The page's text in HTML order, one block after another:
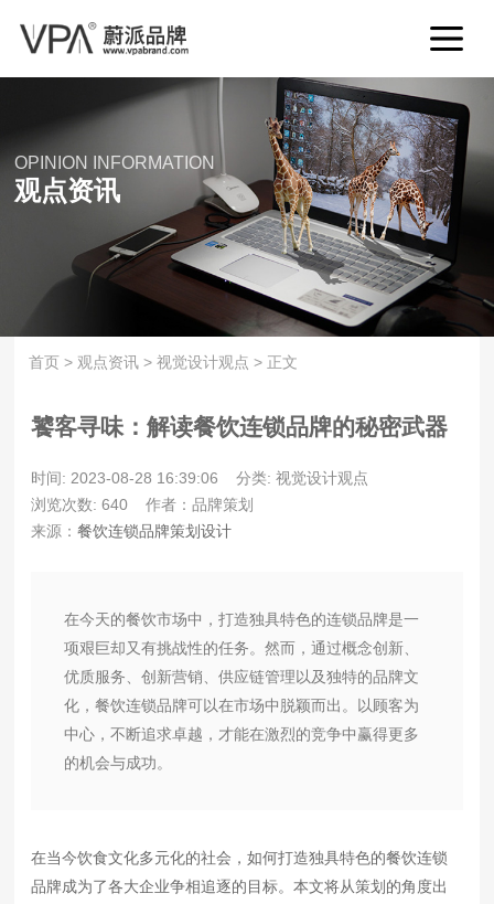
OPINION INFORMATION
观点资讯
首页 > 观点资讯 >视觉设计观点 > 正文
饕客寻味：解读餐饮连锁品牌的秘密武器
时间: 2023-08-28 16:39:06
分类: 视觉设计观点
浏览次数: 640
作者：品牌策划
来源：餐饮连锁品牌策划设计
在今天的餐饮市场中，打造独具特色的连锁品牌是一
项艰巨却又有挑战性的任务。然而，通过概念创新、
优质服务、创新营销、供应链管理以及独特的品牌文
化，餐饮连锁品牌可以在市场中脱颖而出。以顾客为
中心，不断追求卓越，才能在激烈的竞争中赢得更多
的机会与成功。
在当今饮食文化多元化的社会，如何打造独具特色的餐饮连锁
品牌成为了各大企业争相追逐的目标。本文将从策划的角度出